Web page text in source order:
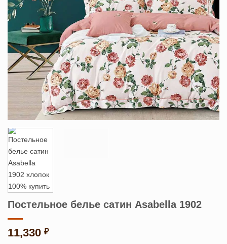
Постельное белье сатин Asabella 1902
11,330 ₽